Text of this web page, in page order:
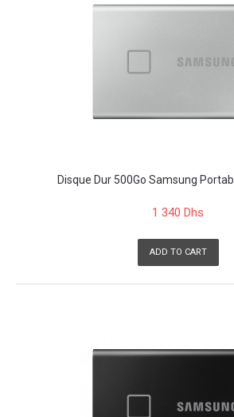
Disque Dur 500Go Samsung
1 340 Dhs
ADD TO CART